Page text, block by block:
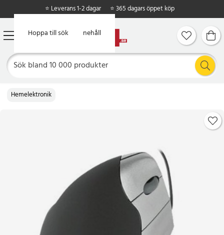
Hoppa till huvudinnehåll
Hoppa till sök
⭐ Leverans 1-2 dagar ⭐ 365 dagars öppet köp
Hemelektronik